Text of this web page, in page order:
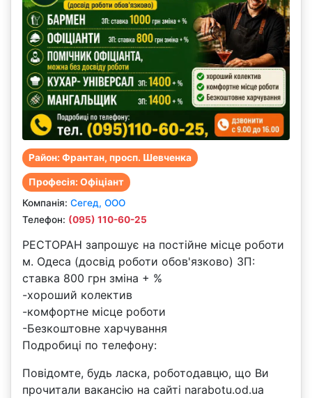
Район: Франтан, просп. Шевченка
Професія: Офіціант
Компанiя: Сегед, ООО
Телефон: (095) 110-60-25
РЕСТОРАН запрошує на постійне місце роботи
м. Одеса (досвід роботи обов'язково) ЗП:
ставка 800 грн зміна + %
-хороший колектив
-комфортне місце роботи
-Безкоштовне харчування
Подробиці по телефону:
Повідомте, будь ласка, роботодавцю, що Ви
прочитали вакансію на сайті narabotu.od.ua